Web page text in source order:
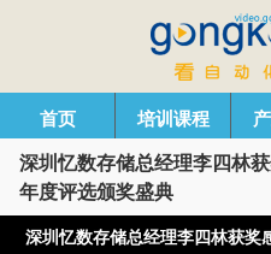
首页 培训课程
深圳忆数存储总经理李四林
年度评选颁奖盛典